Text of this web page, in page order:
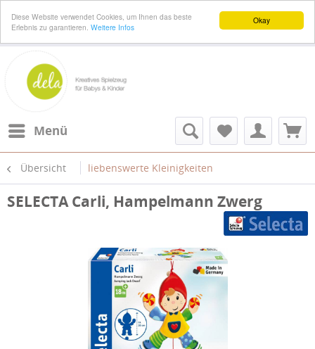
Okay
Diese Website verwendet Cookies, um Ihnen das beste
Erlebnis zu garantieren. Weitere Infos
Menü
Übersicht liebenswerte Kleinigkeiten
SELECTA Carli, Hampelmann Zwerg